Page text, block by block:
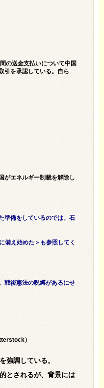
の送金支払いについて中国
引を承認している。自ら
がエネルギー制裁を解除し
準備をしているのでは。石
え始めた＞も参照してく
戦後憲法の呪縛があるにせ
）
強調している。
とされるが、背景には